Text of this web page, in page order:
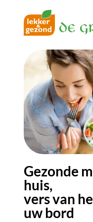
Gezonde
huis,
vers van
uw bord